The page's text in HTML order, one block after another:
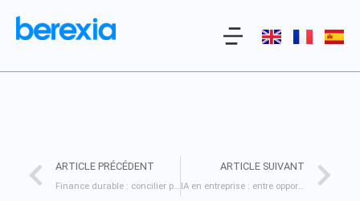
ARTICLE PRÉCÉDENT
Finance durable : concilier performance économique et impact environnemental
ARTICLE SUIVANT
IA en entreprise : entre opportunités et dérives, comment bien l’exploiter ?